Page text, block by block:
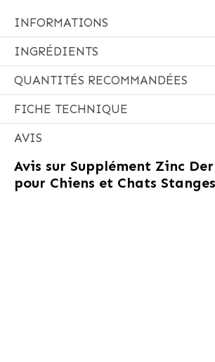
INFORMATIONS
INGRÉDIENTS
QUANTITÉS RECOMMANDÉES
FICHE TECHNIQUE
AVIS
Avis sur Supplément Zinc
pour Chiens et Chats